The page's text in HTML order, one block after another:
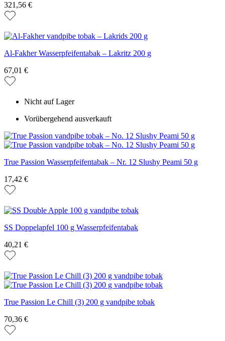
321,56 €
Al-Fakher Wasserpfeifentabak – Lakritz 200 g
67,01 €
Nicht auf Lager
Vorübergehend ausverkauft
True Passion Wasserpfeifentabak – Nr. 12 Slushy Peami 50 g
17,42 €
SS Doppelapfel 100 g Wasserpfeifentabak
40,21 €
True Passion Le Chill (3) 200 g vandpibe tobak
70,36 €